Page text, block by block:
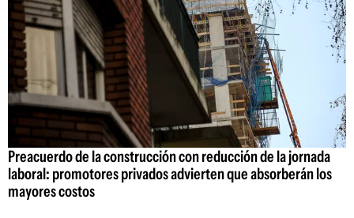
Preacuerdo de la construcción con reducción de la jornada
laboral: promotores privados advierten que absorberán los
mayores costos